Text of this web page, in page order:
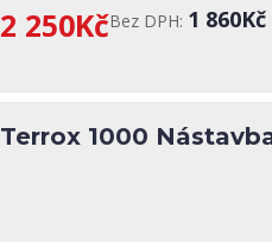
2 250KčBez DPH: 1 860Kč
Terrox 1000